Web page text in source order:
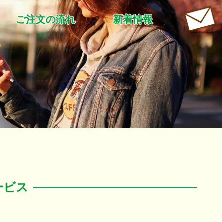
ご注文の流れ 新着情報
ス